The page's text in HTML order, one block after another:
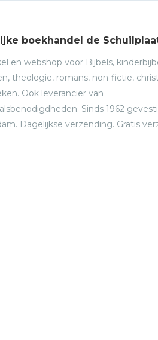
boekhandel de
en webshop voor Bijbels,
theologie, romans, non-fictie,
Ook leverancier van
Sinds 1962
Dagelijkse verzending. Gratis